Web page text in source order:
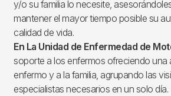
y/o su familia lo necesite,
mantener el mayor tiempo posible su
calidad de vida.
En La Unidad de Enfermedad de
soporte a los enfermos ofreciendo una
enfermo y a la familia, agrupando las
especialistas necesarios en un solo